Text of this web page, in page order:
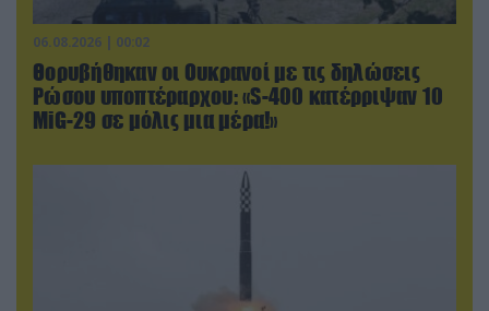
06.08.2026 | 00:02
Θορυβήθηκαν οι Ουκρανοί με τις δηλώσεις
Ρώσου υποπτέραρχου: «S-400 κατέρριψαν 10
MiG-29 σε μόλις μια μέρα!»